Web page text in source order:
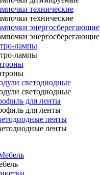
технические
технические
энергосберегающие
энергосберегающие
лампы
лампы
светодиодные
светодиодные
для ленты
для ленты
ленты
ленты